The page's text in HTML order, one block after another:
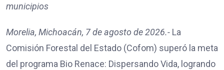
municipios
Morelia, Michoacán, 7 de agosto de 2026.- La
Comisión Forestal del Estado (Cofom) superó la meta
del programa Bio Renace: Dispersando Vida, logrando